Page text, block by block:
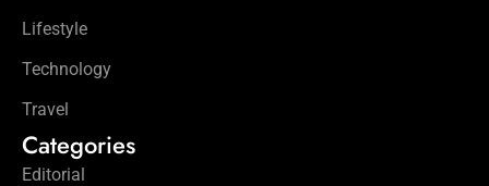
Lifestyle
Technology
Travel
Categories
Editorial